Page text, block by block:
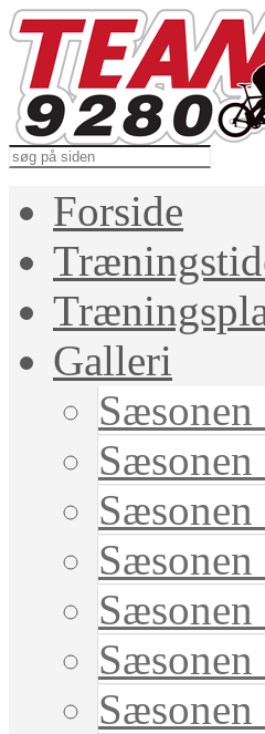
Forside
Galleri
Sæsonen
Sæsonen
Sæsonen
Sæsonen
Sæsonen
Sæsonen
Sæsonen